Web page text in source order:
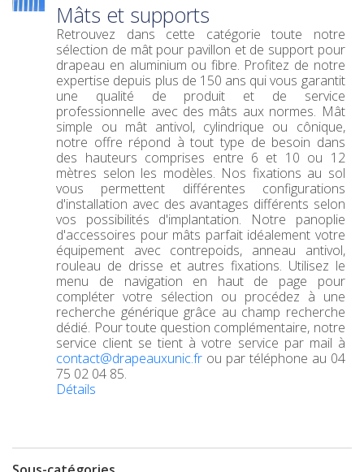
Mâts et supports
Retrouvez dans cette catégorie toute notre
sélection de mât pour pavillon et de support pour
drapeau en aluminium ou fibre. Profitez de notre
expertise depuis plus de 150 ans qui vous garantit
une qualité de produit et de service
professionnelle avec des mâts aux normes. Mât
simple ou mât antivol, cylindrique ou cônique,
notre offre répond à tout type de besoin dans
des hauteurs comprises entre 6 et 10 ou 12
mètres selon les modèles. Nos fixations au sol
vous permettent différentes configurations
d'installation avec des avantages différents selon
vos possibilités d'implantation. Notre panoplie
d'accessoires pour mâts parfait idéalement votre
équipement avec contrepoids, anneau antivol,
rouleau de drisse et autres fixations. Utilisez le
menu de navigation en haut de page pour
compléter votre sélection ou procédez à une
recherche générique grâce au champ recherche
dédié. Pour toute question complémentaire, notre
service client se tient à votre service par mail à
contact@drapeauxunic.fr ou par téléphone au 04
75 02 04 85.
Détails